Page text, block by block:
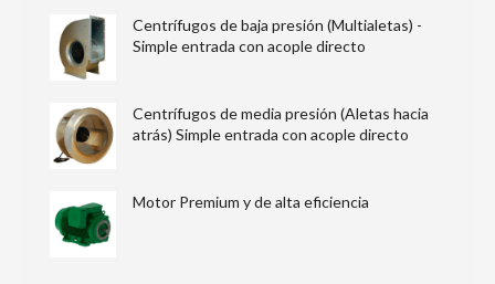
Centrífugos de baja presión (Multialetas) -
Simple entrada con acople directo
Centrífugos de media presión (Aletas hacia
atrás) Simple entrada con acople directo
Motor Premium y de alta eficiencia